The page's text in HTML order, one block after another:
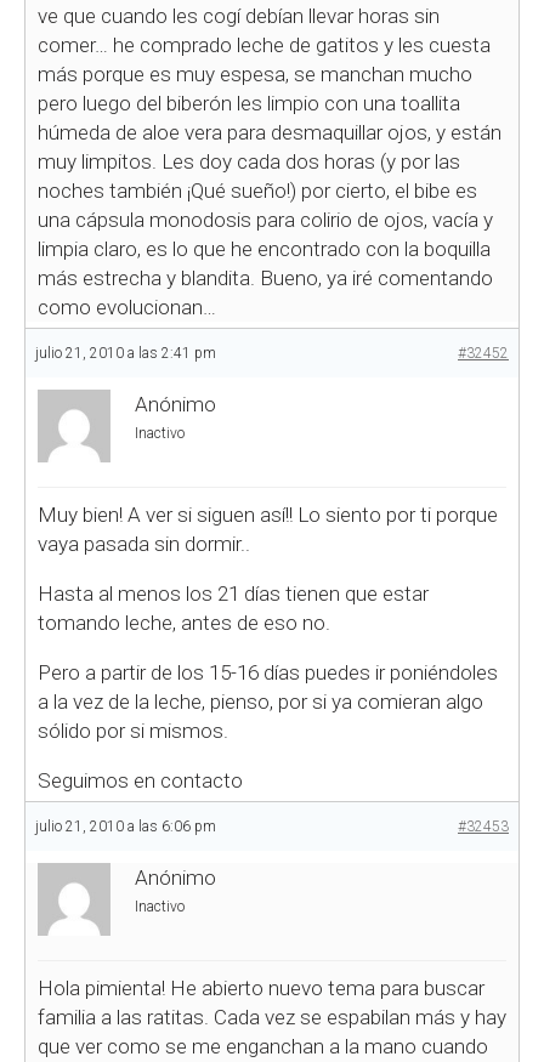
ve que cuando les cogí debían llevar horas sin
comer… he comprado leche de gatitos y les cuesta
más porque es muy espesa, se manchan mucho
pero luego del biberón les limpio con una toallita
húmeda de aloe vera para desmaquillar ojos, y están
muy limpitos. Les doy cada dos horas (y por las
noches también ¡Qué sueño!) por cierto, el bibe es
una cápsula monodosis para colirio de ojos, vacía y
limpia claro, es lo que he encontrado con la boquilla
más estrecha y blandita. Bueno, ya iré comentando
como evolucionan…
julio 21, 2010 a las 2:41 pm #32452
Anónimo
Inactivo
Muy bien! A ver si siguen así!! Lo siento por ti porque
vaya pasada sin dormir..
Hasta al menos los 21 días tienen que estar
tomando leche, antes de eso no.
Pero a partir de los 15-16 días puedes ir poniéndoles
a la vez de la leche, pienso, por si ya comieran algo
sólido por si mismos.
Seguimos en contacto
julio 21, 2010 a las 6:06 pm #32453
Anónimo
Inactivo
Hola pimienta! He abierto nuevo tema para buscar
familia a las ratitas. Cada vez se espabilan más y hay
que ver como se me enganchan a la mano cuando